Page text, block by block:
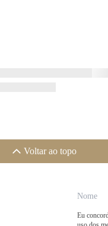
Voltar ao topo
Eu